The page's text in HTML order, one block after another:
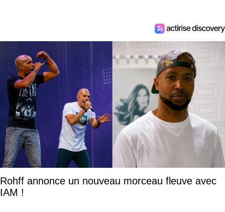
Rohff annonce un nouveau morceau fleuve avec
IAM !